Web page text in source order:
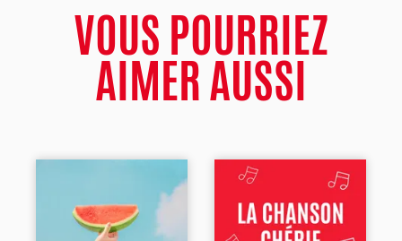
VOUS POURRIEZ
AIMER AUSSI